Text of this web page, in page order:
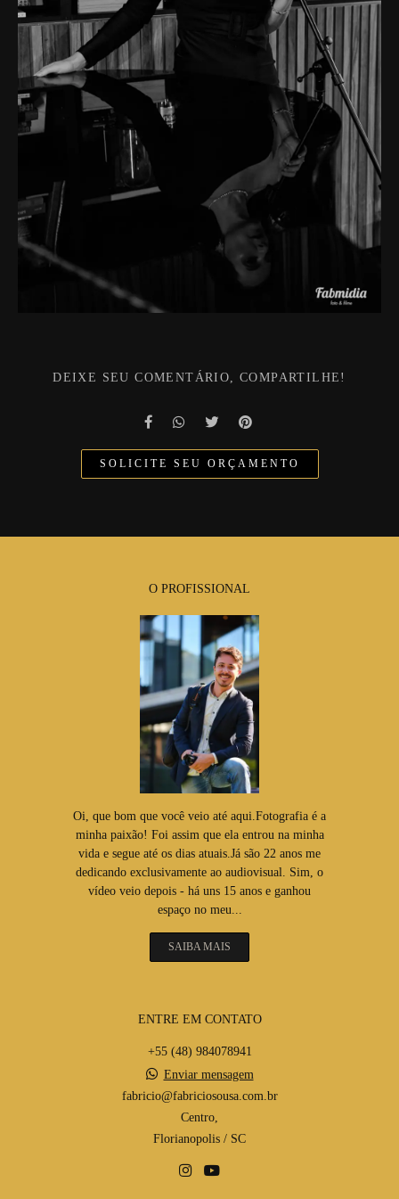
DEIXE SEU COMENTÁRIO, COMPARTILHE!
SOLICITE SEU ORÇAMENTO
O PROFISSIONAL
Oi, que bom que você veio até aqui.Fotografia é a
minha paixão! Foi assim que ela entrou na minha
vida e segue até os dias atuais.Já são 22 anos me
dedicando exclusivamente ao audiovisual. Sim, o
vídeo veio depois - há uns 15 anos e ganhou
espaço no meu...
SAIBA MAIS
ENTRE EM CONTATO
+55 (48) 984078941
Enviar mensagem
fabricio@fabriciosousa.com.br
Centro,
Florianopolis / SC